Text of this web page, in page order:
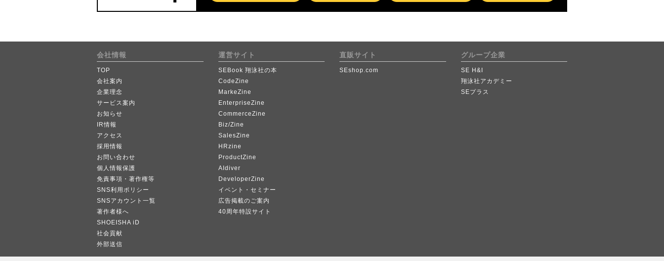
会社情報
TOP
会社案内
企業理念
サービス案内
お知らせ
IR情報
アクセス
採用情報
お問い合わせ
個人情報保護
免責事項・著作権等
SNS利用ポリシー
SNSアカウント一覧
著作者様へ
SHOEISHA iD
社会貢献
外部送信
運営サイト
SEBook 翔泳社の本
CodeZine
MarkeZine
EnterpriseZine
CommerceZine
Biz/Zine
SalesZine
HRzine
ProductZine
AIdiver
DeveloperZine
イベント・セミナー
広告掲載のご案内
40周年特設サイト
直販サイト
SEshop.com
グループ企業
SE H&I
翔泳社アカデミー
SEプラス